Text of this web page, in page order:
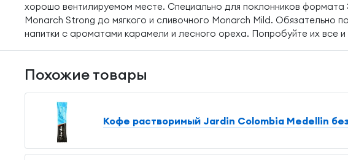
хорошо вентилируемом месте. Специально для поклонников формата
Monarch Strong до мягкого и сливочного Monarch Mild. Обязательно
напитки с ароматами карамели и лесного ореха. Попробуйте их все
Похожие товары
Кофе растворимый Jardin Colombia Medellin